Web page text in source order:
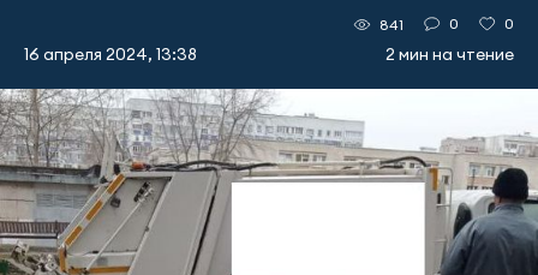
16 апреля 2024, 13:38
841 0 0
2 мин на чтение